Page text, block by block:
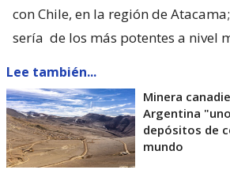
con Chile, en la región de
sería de los más potentes a nivel
Lee también...
Minera
Argentina
depósitos de
mundo